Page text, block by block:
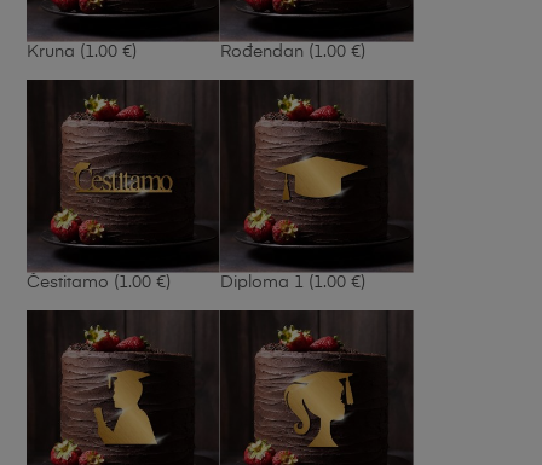
Kruna (1.00 €) Rođendan (1.00 €)
Čestitamo (1.00 €) Diploma 1 (1.00 €)